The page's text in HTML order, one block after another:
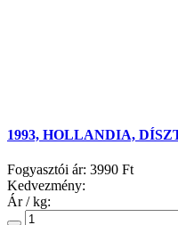
1993, HOLLANDIA,
Fogyasztói ár: 3990 Ft
Kedvezmény:
Ár / kg: